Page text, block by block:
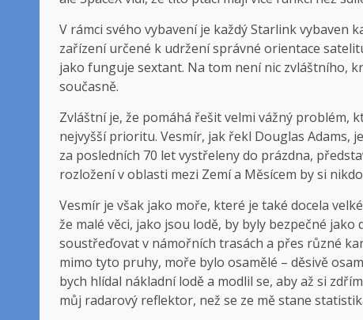
V rámci svého vybavení je každý Starlink vybaven
zařízení určené k udržení správné orientace
jako funguje sextant. Na tom není nic zvláštního,
současně.
Zvláštní je, že pomáhá řešit velmi vážný problém,
nejvyšší prioritu. Vesmír, jak řekl Douglas Adams,
za posledních 70 let vystřeleny do prázdna,
rozložení v oblasti mezi Zemí a Měsícem by si
Vesmír je však jako moře, které je také docela
že malé věci, jako jsou lodě, by byly bezpečné
soustřeďovat v námořních trasách a přes různé
mimo tyto pruhy, moře bylo osamělé – děsivě
bych hlídal nákladní lodě a modlil se, aby až si
můj radarový reflektor, než se ze mě stane